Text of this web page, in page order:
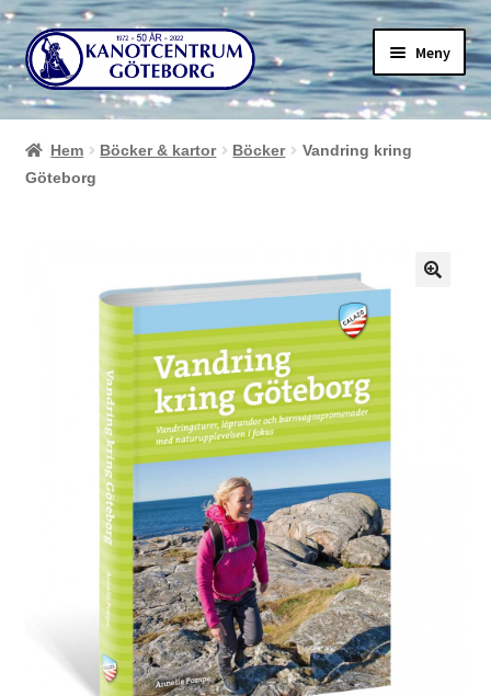
Hoppa
till
navigering
Hoppa
till
innehåll
Meny
Hem Böcker & kartor Böcker
Vandring kring
Göteborg